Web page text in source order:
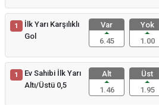
1
İlk Yarı Karşılıklı
Gol
Var
6.45
Yok
1.00
1
Ev Sahibi İlk Yarı
Altı/Üstü 0,5
Alt
1.46
Üst
1.95